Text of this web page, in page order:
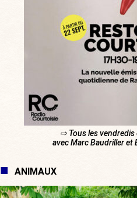
⇨ Tous les
avec Marc Baudriller
ANIMAUX